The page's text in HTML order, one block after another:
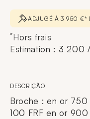
ADJUGÉ À 3 950 €*
*Hors frais
Estimation : 3
DESCRIÇÃO
Broche : en or 750
100 FRF en or 900